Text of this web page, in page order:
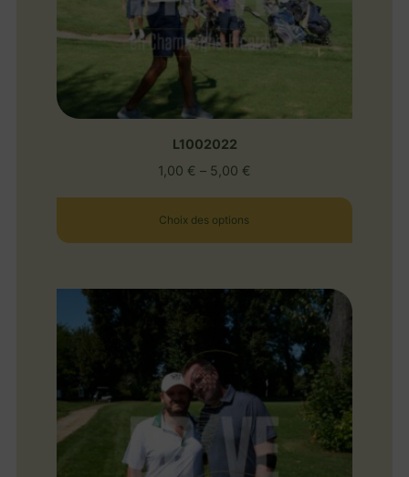
L1002022
1,00 € – 5,00 €
Choix des options